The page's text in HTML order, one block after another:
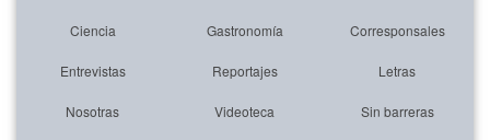
Ciencia Gastronomía Corresponsales
Entrevistas Reportajes Letras
Nosotras Videoteca Sin barreras